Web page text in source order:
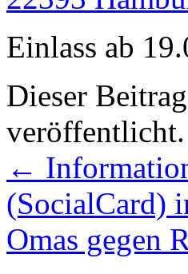
Einlass ab
Dieser
veröffentlicht.
←
(SocialCard)
Omas gegen